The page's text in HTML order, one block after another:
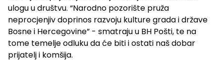
ulogu u društvu. “Narodno pozorište pruža
neprocjenjiv doprinos razvoju kulture grada i države
Bosne i Hercegovine” - smatraju u BH Pošti, te na
tome temelje odluku da će biti i ostati naš dobar
prijatelj i komšija.